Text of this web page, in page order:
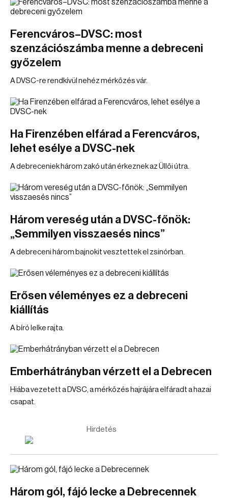
Ferencváros–DVSC: most
szenzációszámba menne a debreceni
győzelem
A DVSC-re rendkívül nehéz mérkőzés vár.
Ha Firenzében elfárad a Ferencváros,
lehet esélye a DVSC-nek
A debreceniek három zakó után érkeznek az Üllői útra.
Három vereség után a DVSC-főnök:
„Semmilyen visszaesés nincs”
A debreceni három bajnokit vesztettek el zsinórban.
Erősen véleményes ez a debreceni
kiállítás
A bíró lelke rajta.
Emberhátrányban vérzett el a Debrecen
Hiába vezetett a DVSC, a mérkőzés hajrájára elfáradt a hazai
csapat.
Hirdetés
Három gól, fájó lecke a Debrecennek